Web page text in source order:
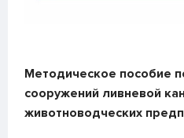
Методическое пособие
сооружений ливневой
животноводческих